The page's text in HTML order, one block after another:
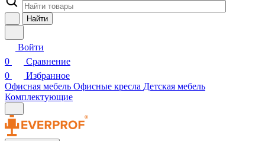
Найти
Войти
0
Сравнение
0
Избранное
Офисная мебель Офисные кресла Детская мебель
Комплектующие